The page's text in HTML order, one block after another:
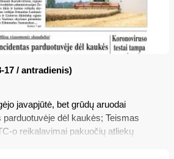
17 / antradienis)
javapjūtė, bet grūdų aruodai
dėl kaukės; Teismas
o reikalavimai pakuočių atliekų